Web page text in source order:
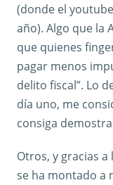
(donde el
año). Algo que la
que quienes
pagar menos
delito fiscal”. Lo
día uno, me
consiga
Otros, y gracias
se ha montado a